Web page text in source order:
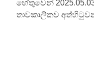
හේතුවෙන්
තාවකාලිකව